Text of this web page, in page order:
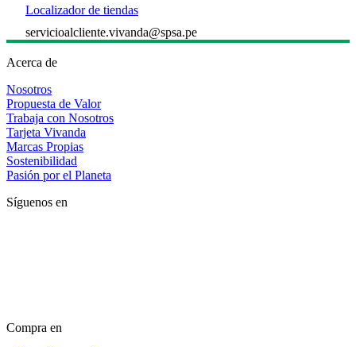
Localizador de tiendas
servicioalcliente.vivanda@spsa.pe
Acerca de
Nosotros
Propuesta de Valor
Trabaja con Nosotros
Tarjeta Vivanda
Marcas Propias
Sostenibilidad
Pasión por el Planeta
Síguenos en
Compra en